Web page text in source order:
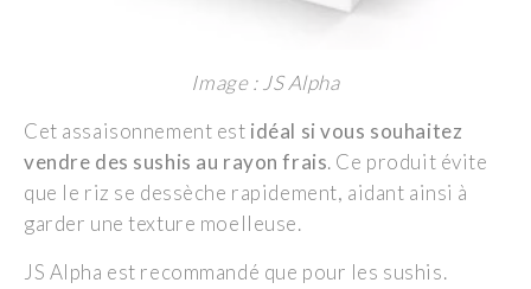
Image : JS Alpha
Cet assaisonnement est idéal si vous souhaitez
vendre des sushis au rayon frais. Ce produit évite
que le riz se dessèche rapidement, aidant ainsi à
garder une texture moelleuse.
JS Alpha est recommandé que pour les sushis.